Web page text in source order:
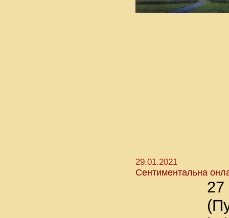
29.01.2021
Сентиментальна
27